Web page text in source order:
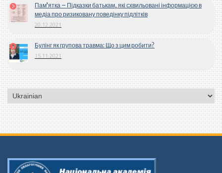
Пам’ятка – Підказки батькам, які схвильовані інформацією в
медіа про ризиковану поведінку підлітків
20.12.2021
Булінг як групова травма: Що з цим робити?
15.11.2021
Вибрати
мову